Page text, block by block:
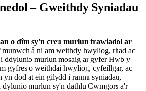
– Gweithdy Syniadau
o dîm sy'n creu murlun trawiadol ar
â ni am weithdy hwyliog, rhad ac
ddylunio murlun mosaig ar gyfer Hwb y
gyfres o weithdai hwyliog, cyfeillgar, ac
dod at ein gilydd i rannu syniadau,
dylunio murlun sy'n dathlu Cwmgors a'r